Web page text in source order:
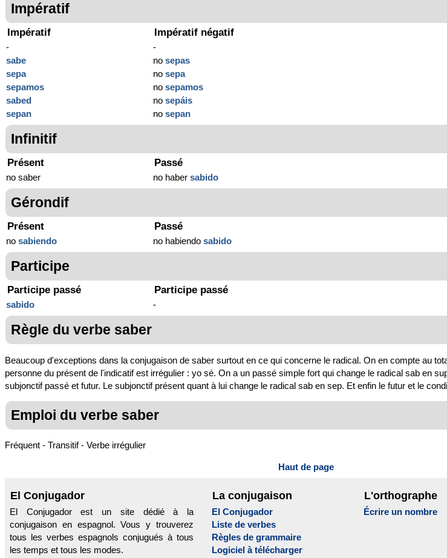
Impératif
Impératif
-
sabe
sepa
sepamos
sabed
sepan
Impératif négatif
-
nosepas
nosepa
nosepamos
nosepáis
nosepan
Infinitif
Présent
no saber
Passé
no habersabido
Gérondif
Présent
no sabiendo
Passé
no habiendosabido
Participe
Participe passé
sabido
Participe passé
-
Règle du verbe saber
Beaucoup d'exceptions dans la conjugaison de saber surtout en ce qui concerne le radical. On en compte au
personne du présent de l'indicatif est irrégulier : yo sé. On a un passé simple fort qui change le radical sab en
subjonctif passé et futur. Le subjonctif présent quant à lui change le radical sab en sep. Et enfin le futur et le
Emploi du verbe saber
Fréquent - Transitif - Verbe irrégulier
Haut de page
El Conjugador
El Conjugador est un site dédié à la
conjugaison en espagnol. Vous y trouverez
tous les verbes espagnols conjugués à tous
les temps et tous les modes.
La conjugaison
El Conjugador
Liste de verbes
Règles de grammaire
Logiciel à télécharger
L'orthographe
Écrire un nombre